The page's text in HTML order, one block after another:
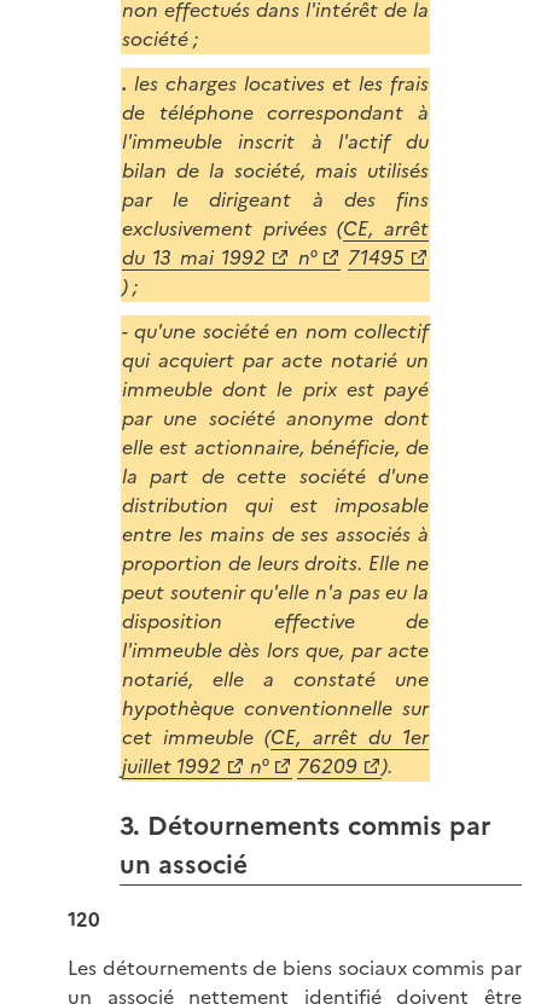
non effectués dans l'intérêt de la
société ;
. les charges locatives et les frais
de téléphone correspondant à
l'immeuble inscrit à l'actif du
bilan de la société, mais utilisés
par le dirigeant à des fins
exclusivement privées (CE, arrêt
du 13 mai 1992
n°
71495
) ;
- qu'une société en nom collectif
qui acquiert par acte notarié un
immeuble dont le prix est payé
par une société anonyme dont
elle est actionnaire, bénéficie, de
la part de cette société d'une
distribution qui est imposable
entre les mains de ses associés à
proportion de leurs droits. Elle ne
peut soutenir qu'elle n'a pas eu la
disposition effective de
l'immeuble dès lors que, par acte
notarié, elle a constaté une
hypothèque conventionnelle sur
cet immeuble (CE, arrêt du 1er
juillet 1992
n° 76209 ).
3. Détournements commis par
un associé
120
Les détournements de biens sociaux commis par
un associé nettement identifié doivent être